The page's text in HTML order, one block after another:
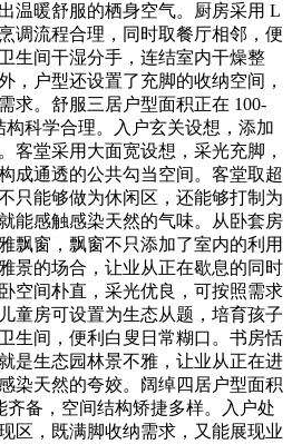
温暖舒服的栖身空气。厨房采用 L
调流程合理，同时取餐厅相邻，便
生间干湿分手，连结室内干燥整
，户型还设置了充脚的收纳空间，
求。舒服三居户型面积正在 100-
构科学合理。入户玄关设想，添加
客堂采用大面宽设想，采光充脚，
成通透的公共勾当空间。客堂取超
只能够做为休闲区，还能够打制为
能感触感染天然的气味。从卧套房
飘窗，飘窗不只添加了室内的利用
景的场合，让业从正在歇息的同时
空间朴直，采光优良，可按照需求
童房可设置为生态从题，培育孩子
生间，便利白叟日常糊口。书房恬
是生态园林景不雅，让业从正在进
染天然的夸姣。阔绰四居户型面积
齐备，空间结构矫捷多样。入户处
区，既满脚收纳需求，又能展现业